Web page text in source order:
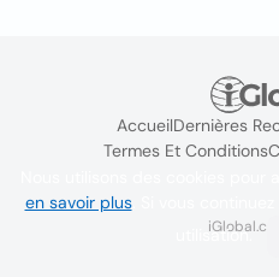
AccueilDernières
Termes Et Conditions
iGlobal.co
en savoir plus. Si vous continuez
utilisation.